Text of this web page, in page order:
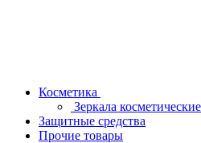
Косметика
Зеркала косметические
Защитные средства
Прочие товары